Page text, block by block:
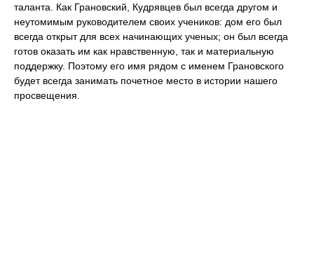
таланта. Как Грановский, Кудрявцев был всегда другом и
неутомимым руководителем своих учеников: дом его был
всегда открыт для всех начинающих ученых; он был всегда
готов оказать им как нравственную, так и материальную
поддержку. Поэтому его имя рядом с именем Грановского
будет всегда занимать почетное место в истории нашего
просвещения.